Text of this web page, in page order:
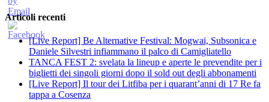
Articoli recenti
[Live Report] Be Alternative Festival: Mogwai, Subsonica e
Daniele Silvestri infiammano il palco di Camigliatello
TANCA FEST 2: svelata la lineup e aperte le prevendite per i
biglietti dei singoli giorni dopo il sold out degli abbonamenti
[Live Report] Il tour dei Litfiba per i quarant’anni di 17 Re fa
tappa a Cosenza